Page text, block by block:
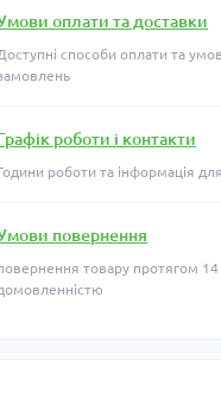
оплати та доставки
способи оплати та
роботи і контакти
роботи та інформація
повернення
товару протягом 14